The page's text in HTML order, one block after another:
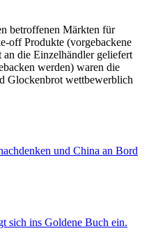
betroffenen Märkten für
off Produkte (vorgebackene
die Einzelhändler geliefert
werden) waren die
Glockenbrot wettbewerblich
und China an Bord
sich ins Goldene Buch ein.